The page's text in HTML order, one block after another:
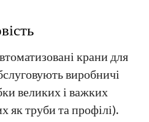
крани для
виробничі
великих і важких
як труби та профілі).